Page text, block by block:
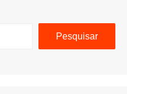
Pesquisar